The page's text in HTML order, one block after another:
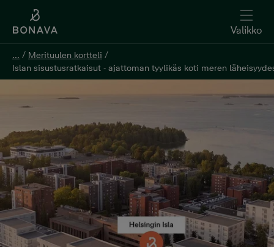
Valikko
... / Merituulen kortteli /
Islan sisustusratkaisut - ajattoman tyylikäs koti meren